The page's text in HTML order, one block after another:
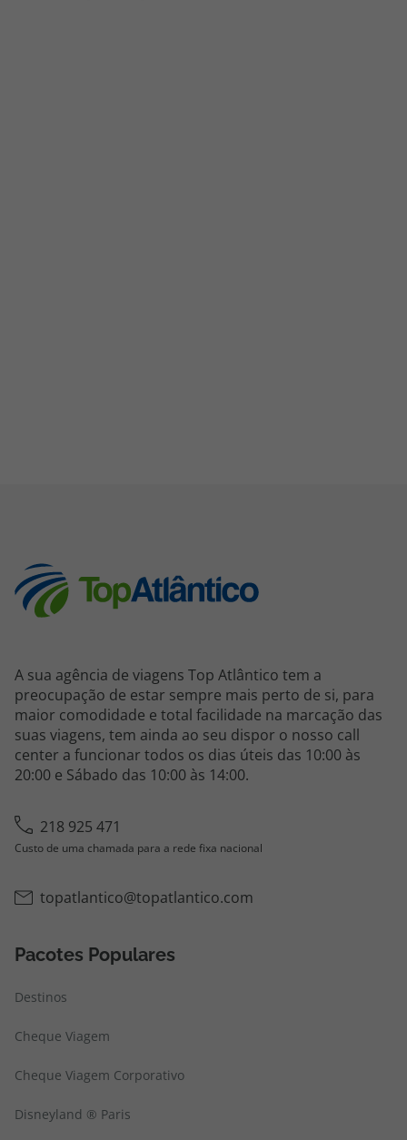
A sua agência de viagens Top Atlântico tem a
preocupação de estar sempre mais perto de si, para
maior comodidade e total facilidade na marcação das
suas viagens, tem ainda ao seu dispor o nosso call
center a funcionar todos os dias úteis das 10:00 às
20:00 e Sábado das 10:00 às 14:00.
218 925 471
Custo de uma chamada para a rede fixa nacional
topatlantico@topatlantico.com
Pacotes Populares
Destinos
Cheque Viagem
Cheque Viagem Corporativo
Disneyland ® Paris